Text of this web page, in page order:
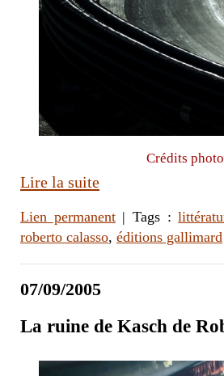
Crédits
Lire la suite
Lien permanent| Tags :
roberto calasso, éditions gallimard
07/09/2005
La ruine de Kasch de